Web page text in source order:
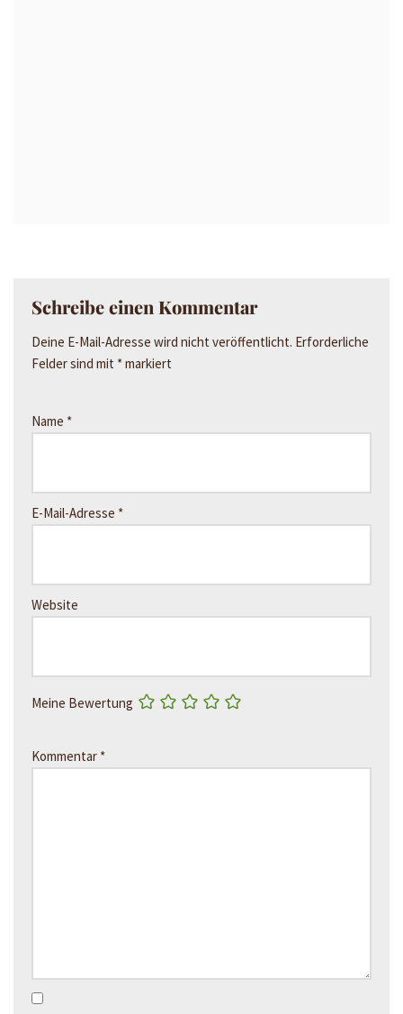
Schreibe einen Kommentar
Deine E-Mail-Adresse wird nicht veröffentlicht. Erforderliche
Felder sind mit *markiert
Name *
E-Mail-Adresse *
Website
Meine Bewertung
Kommentar *